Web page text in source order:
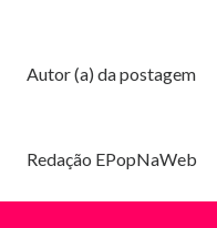
Autor (a) da postagem
Redação EPopNaWeb